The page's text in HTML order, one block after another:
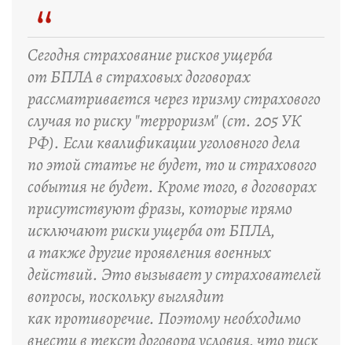
“
Сегодня страхование рисков ущерба
от БПЛА в страховых договорах
рассматривается через призму страхового
случая по риску "терроризм" (ст. 205 УК
РФ). Если квалификации уголовного дела
по этой статье не будет, то и страхового
события не будет. Кроме того, в договорах
присутствуют фразы, которые прямо
исключают риски ущерба от БПЛА,
а также другие проявления военных
действий. Это вызывает у страхователей
вопросы, поскольку выглядит
как противоречие. Поэтому необходимо
внести в текст договора условия, что риск